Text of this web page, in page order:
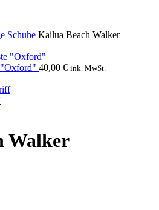
Schuhe Kailua Beach Walker
"Oxford" 40,00 € ink. MwSt.
Walker